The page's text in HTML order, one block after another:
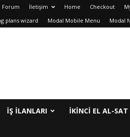
Forum İletişim Home Checkout
plans wizard Modal Mobile Menu Modal
İŞ İLANLARI IKINCI EL AL-SAT